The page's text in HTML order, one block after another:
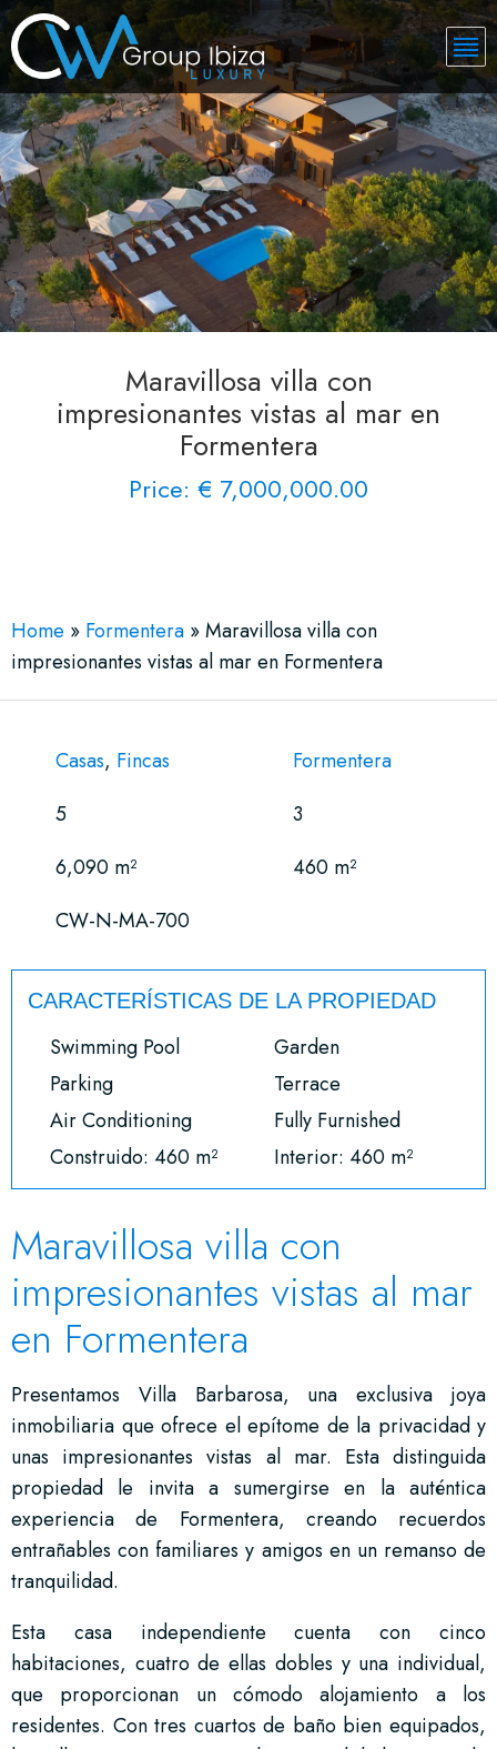
Maravillosa villa con
impresionantes vistas al mar en
Formentera
Price: € 7,000,000.00
Home » Formentera »Maravillosa villa con
impresionantes vistas al mar en Formentera
Casas, Fincas
Formentera
5
3
6,090 m²
460 m²
CW-N-MA-700
CARACTERÍSTICAS DE LA PROPIEDAD
Swimming Pool
Garden
Parking
Terrace
Air Conditioning
Fully Furnished
Construido: 460 m²
Interior: 460 m²
Maravillosa villa con
impresionantes vistas al mar
en Formentera
Presentamos Villa Barbarosa, una exclusiva joya
inmobiliaria que ofrece el epítome de la privacidad y
unas impresionantes vistas al mar. Esta distinguida
propiedad le invita a sumergirse en la auténtica
experiencia de Formentera, creando recuerdos
entrañables con familiares y amigos en un remanso de
tranquilidad.
Esta casa independiente cuenta con cinco
habitaciones, cuatro de ellas dobles y una individual,
que proporcionan un cómodo alojamiento a los
residentes. Con tres cuartos de baño bien equipados,